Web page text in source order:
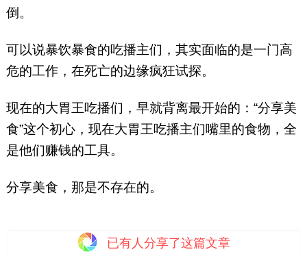
倒。
可以说暴饮暴食的吃播主们，其实面临的是一门高
危的工作，在死亡的边缘疯狂试探。
现在的大胃王吃播们，早就背离最开始的：“分享美
食”这个初心，现在大胃王吃播主们嘴里的食物，全
是他们赚钱的工具。
分享美食，那是不存在的。
已有 人分享了这篇文章